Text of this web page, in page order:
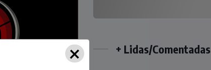
+ Lidas/Comentadas
×